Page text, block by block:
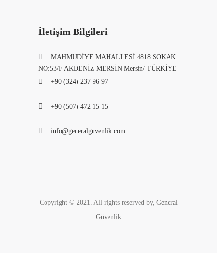
İletişim Bilgileri
MAHMUDİYE MAHALLESİ 4818 SOKAK
NO:53/F AKDENİZ MERSİN Mersin/ TÜRKİYE
+90 (324) 237 96 97
+90 (507) 472 15 15
info@generalguvenlik.com
Copyright © 2021. All rights reserved by, General
Güvenlik